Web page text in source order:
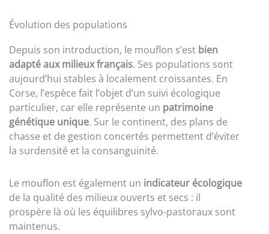
Évolution des populations
Depuis son introduction, le mouflon s’est bien
adapté aux milieux français. Ses populations sont
aujourd’hui stables à localement croissantes. En
Corse, l’espèce fait l’objet d’un suivi écologique
particulier, car elle représente un patrimoine
génétique unique. Sur le continent, des plans de
chasse et de gestion concertés permettent d’éviter
la surdensité et la consanguinité.
Le mouflon est également un indicateur écologique
de la qualité des milieux ouverts et secs : il
prospère là où les équilibres sylvo-pastoraux sont
maintenus.